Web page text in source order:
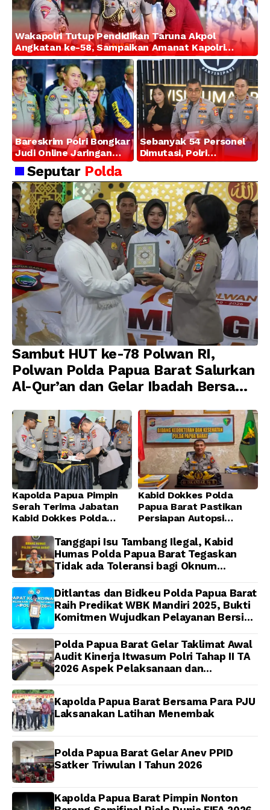
Wakapolri Tutup Pendidikan Taruna Akpol
Angkatan ke-58, Sampaikan Amanat Kapolri
kepada 282 Capaja
Bareskrim Polri Bongkar
Judi Online Jaringan
Internasional di Jakarta
Barat, 321 WNA
Diamankan
Sebanyak 54 Personel
Dimutasi, Polri
Tegaskan Komitmen
Profesionalisme
Seputar Polda
Sambut HUT ke-78 Polwan RI,
Polwan Polda Papua Barat Salurkan
Al-Qur’an dan Gelar Ibadah Bersama
Kapolda Papua Pimpin
Serah Terima Jabatan
Kabid Dokkes Polda
Kabid Dokkes Polda
Papua Barat Pastikan
Persiapan Autopsi
Papua Barat Yanto
Idorway Telah Matang,
Pelaksanaan
Dijadwalkan Kamis
Tanggapi Isu Tambang Ilegal, Kabid
Humas Polda Papua Barat Tegaskan
Tidak ada Toleransi bagi Oknum
Ditlantas dan Bidkeu Polda Papua Barat
Raih Predikat WBK Mandiri 2025, Bukti
Komitmen Wujudkan Pelayanan Bersih
Polda Papua Barat Gelar Taklimat Awal
Audit Kinerja Itwasum Polri Tahap II TA
2026 Aspek Pelaksanaan dan
Kapolda Papua Barat Bersama Para PJU
Laksanakan Latihan Menembak
Polda Papua Barat Gelar Anev PPID
Satker Triwulan I Tahun 2026
Kapolda Papua Barat Pimpin Nonton